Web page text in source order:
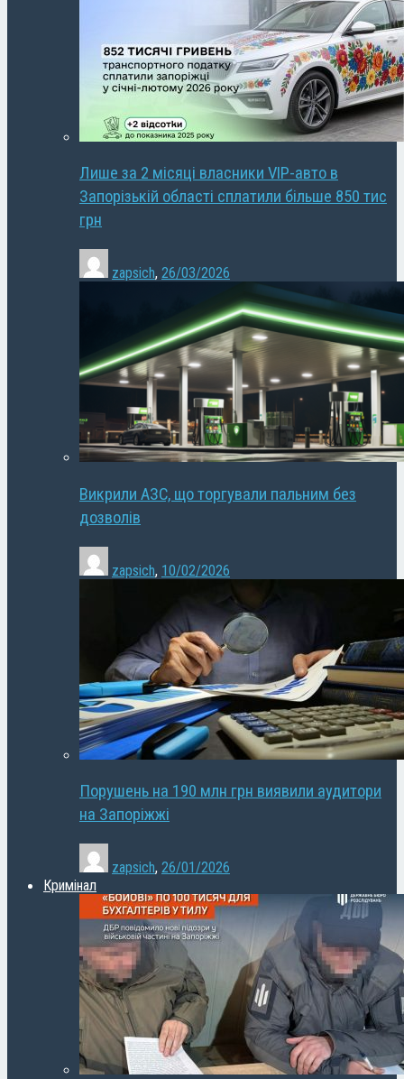
Лише за 2 місяці власники VIP-авто в
Запорізькій області сплатили більше 850 тис
грн
zapsich, 26/03/2026
Викрили АЗС, що торгували пальним без
дозволів
zapsich, 10/02/2026
Порушень на 190 млн грн виявили аудитори
на Запоріжжі
zapsich, 26/01/2026
Кримінал